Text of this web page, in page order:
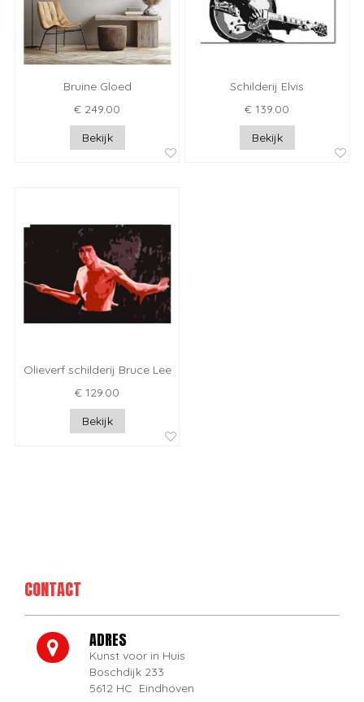
Bruine Gloed
€ 249.00
Bekijk
Schilderij Elvis
€ 139.00
Bekijk
Olieverf schilderij Bruce Lee
€ 129.00
Bekijk
CONTACT
ADRES
Kunst voor in Huis
Boschdijk 233
5612 HC Eindhoven